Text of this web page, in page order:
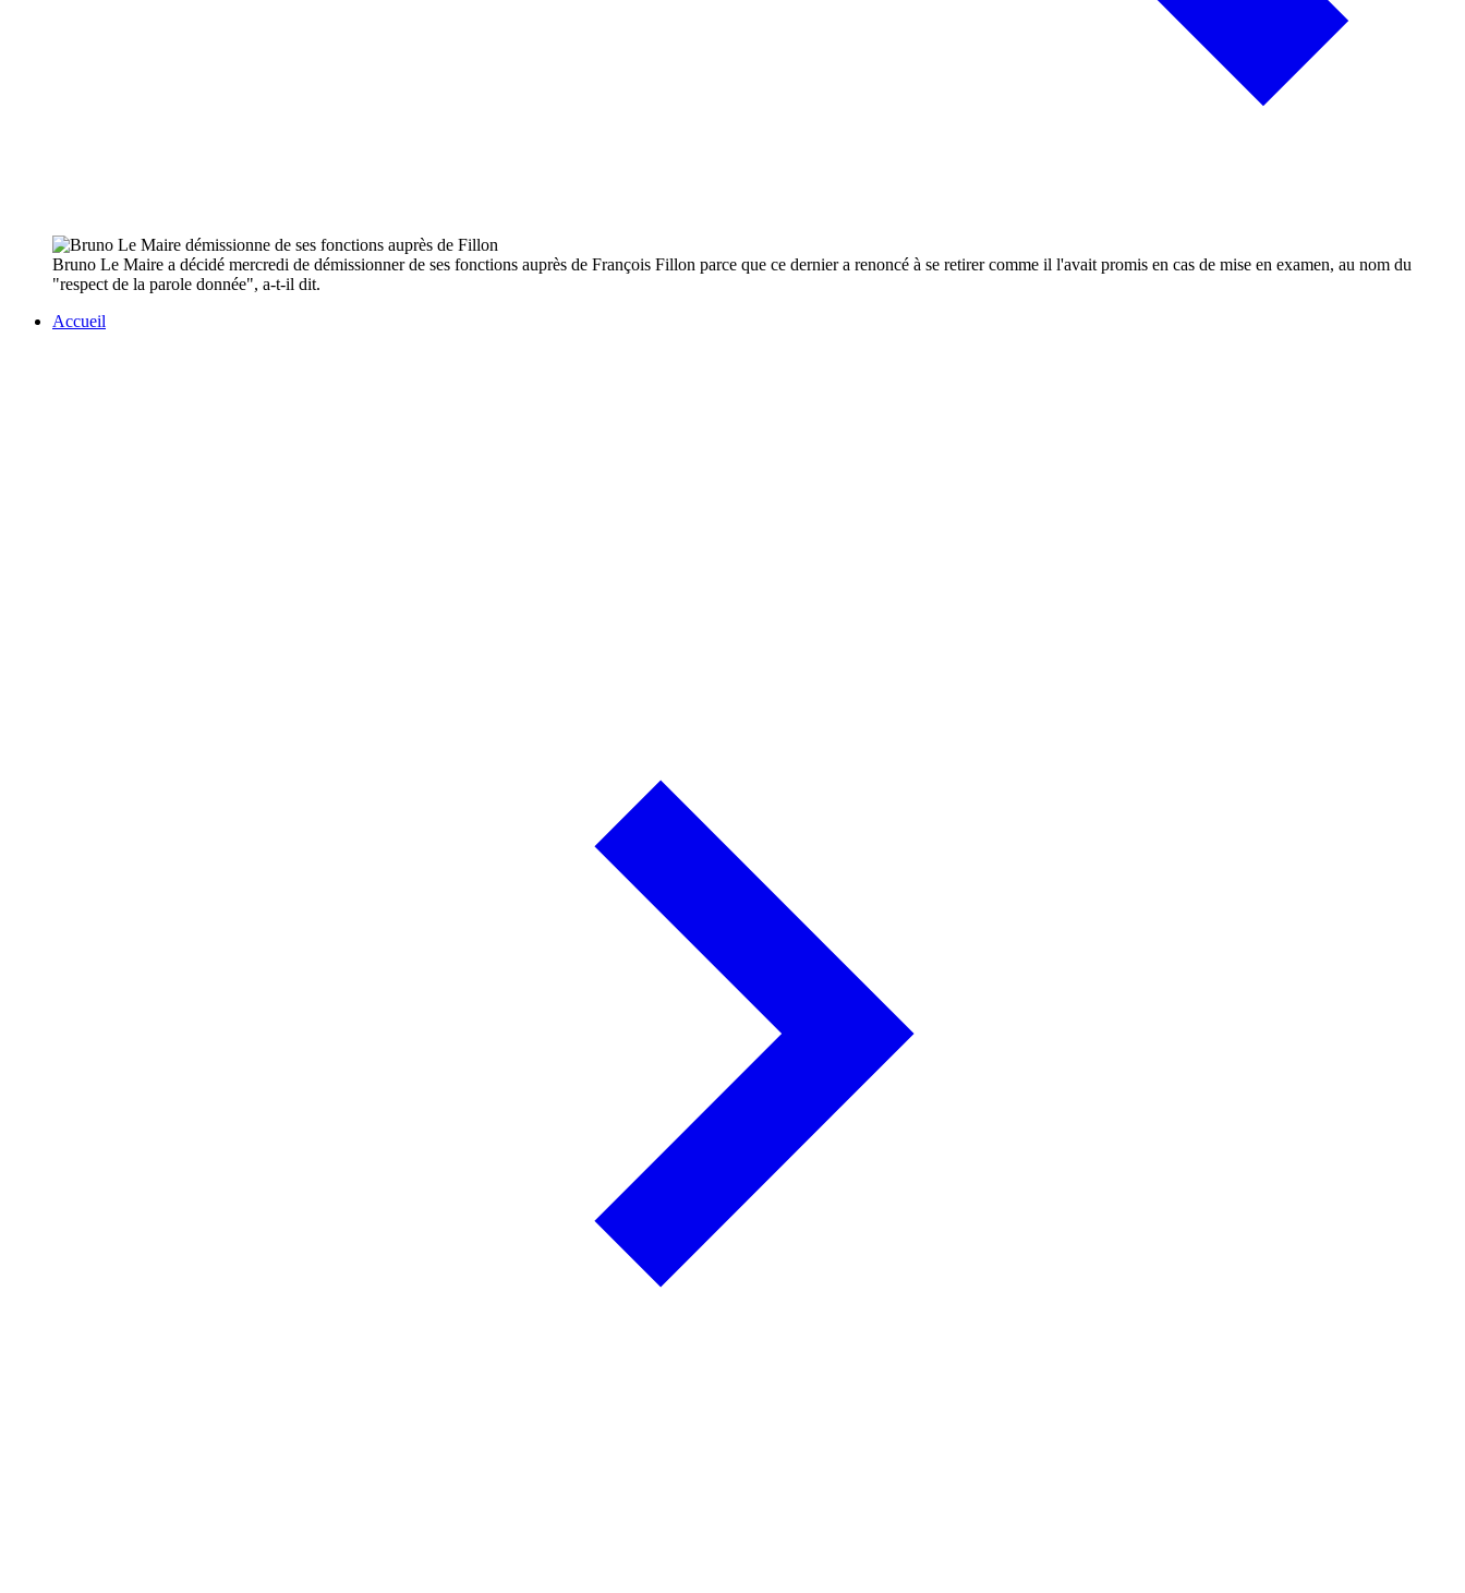
Bruno Le Maire a décidé mercredi de démissionner de ses fonctions auprès de François Fillon parce que ce dernier a renoncé à se retirer comme il l'avait promis en cas de mise en examen, au nom du
"respect de la parole donnée", a-t-il dit.
Accueil